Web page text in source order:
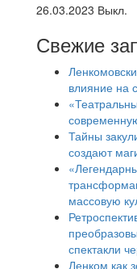
26.03.2023 Выкл.
Свежие
влияние на
Тайны
создают
массовую
спектакли
Ленком как